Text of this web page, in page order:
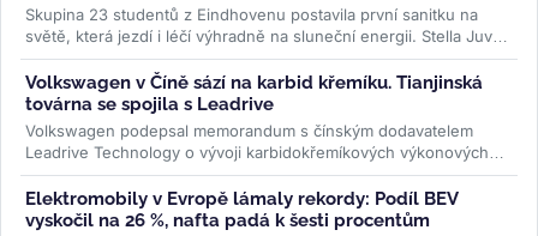
Skupina 23 studentů z Eindhovenu postavila první sanitku na
světě, která jezdí i léčí výhradně na sluneční energii. Stella Juva
má...>>
Volkswagen v Číně sází na karbid křemíku. Tianjinská
továrna se spojila s Leadrive
Volkswagen podepsal memorandum s čínským dodavatelem
Leadrive Technology o vývoji karbidokřemíkových výkonových
modulů pro elektromobily....>>
Elektromobily v Evropě lámaly rekordy: Podíl BEV
vyskočil na 26 %, nafta padá k šesti procentům